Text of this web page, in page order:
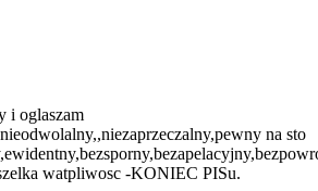
i oglaszam
na sto
watpliwosc -KONIEC PISu.